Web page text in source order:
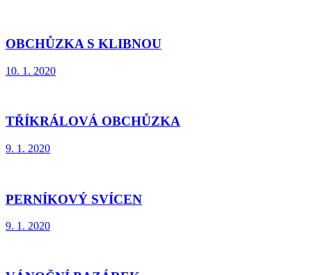
OBCHŮZKA S KLIBNOU
10. 1. 2020
TŘÍKRÁLOVÁ OBCHŮZKA
9. 1. 2020
PERNÍKOVÝ SVÍCEN
9. 1. 2020